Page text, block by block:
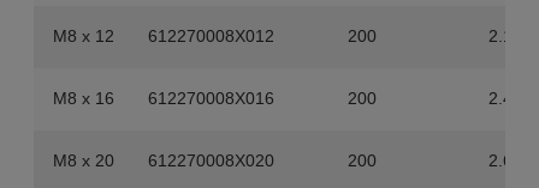
M8 x 12 612270008X012 200 2.18
M8 x 16 612270008X016 200 2.42
M8 x 20 612270008X020 200 2.68